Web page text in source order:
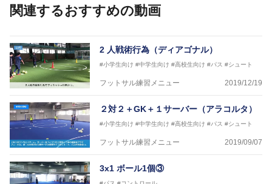
協会公認キッズリーダーチーフインストラクター
【指導歴】
FリーグU23選抜監督、ミャンマー女子フットサル代
表監督
日本サッカー協会フットサルインストラクター、AFC
（アジアサッカー連盟）フットサルインストラクター
【資格】
JFA公認A級コーチジェネラルライセンス・JFA公認フ
ットサルB級コーチライセンス
横山 哲久
【指導歴】
ASV ペスカドーラ町田 監督、FC VIGORE 監督
関連するおすすめの動画
2 人戦術行為（ディアゴナル）
#小学生向け #中学生向け #高校生向け #パス #シュート
フットサル練習メニュー 2019/12/19
２対２＋GK＋１サーバー（アラコルタ）
#小学生向け #中学生向け #高校生向け #パス #シュート
フットサル練習メニュー 2019/09/07
3x1 ボール1個③